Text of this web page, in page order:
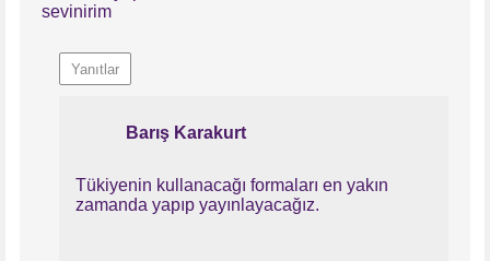
sevinirim
Yanıtlar
Barış Karakurt
Tükiyenin kullanacağı formaları en yakın
zamanda yapıp yayınlayacağız.